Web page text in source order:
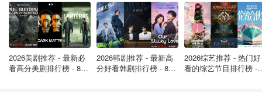
革新，还和山本耀司，Supreme等很多品牌做联名，深受明
星和时尚达人们的喜爱~
英国买Dr. Martens马丁靴也非常
划算，打折机会有很多，可以说是留英党人手一双的必买单
品了！
Dr.Martens孔数挑选指南：如何根据腿长选
2026美剧推荐 - 最新必
看高分美剧排行榜 - 8月
2026韩剧推荐 - 最新高
分好看韩剧排行榜 - 8月
2026综艺推荐 - 热门好
看的综艺节目排行榜 -